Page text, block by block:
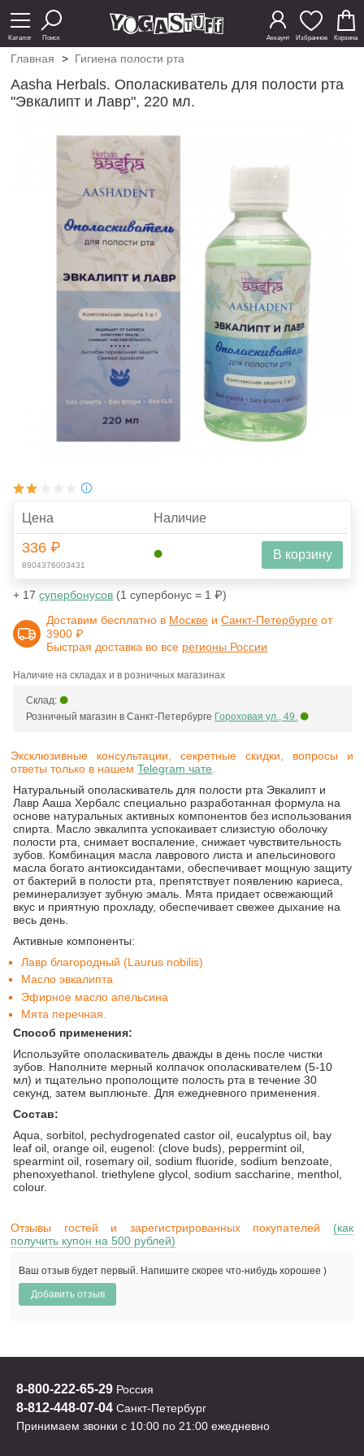
Каталог Поиск Аккаунт Избранное Корзина
Главная > Гигиена полости рта
Aasha Herbals. Ополаскиватель для полости рта
"Эвкалипт и Лавр", 220 мл.
Цена Наличие
336 ₽
8904376003431
В корзину
+ 17супербонусов (1 супербонус = 1 ₽)
Доставим бесплатно в Москве иСанкт-Петербурге от
3900 ₽
Быстрая доставка во все регионы России
Наличие на складах и в розничных магазинах
Склад:
Розничный магазин в Санкт-Петербурге Гороховая ул., 49.
Эксклюзивные консультации, секретные скидки, вопросы и
ответы только в нашемTelegram чате
Натуральный ополаскиватель для полости рта Эвкалипт и
Лавр Ааша Хербалс специально разработанная формула на
основе натуральных активных компонентов без использования
спирта. Масло эвкалипта успокаивает слизистую оболочку
полости рта, снимает воспаление, снижает чувствительность
зубов. Комбинация масла лаврового листа и апельсинового
масла богато антиоксидантами, обеспечивает мощную защиту
от бактерий в полости рта, препятствует появлению кариеса,
реминерализует зубную эмаль. Мята придает освежающий
вкус и приятную прохладу, обеспечивает свежее дыхание на
весь день.
Активные компоненты:
Лавр благородный (Laurus nobilis)
Масло эвкалипта
Эфирное масло апельсина
Мята перечная.
Способ применения:
Используйте ополаскиватель дважды в день после чистки
зубов. Наполните мерный колпачок ополаскивателем (5-10
мл) и тщательно прополощите полость рта в течение 30
секунд, затем выплюньте. Для ежедневного применения.
Состав:
Aqua, sorbitol, pechydrogenated castor oil, eucalyptus oil, bay
leaf oil, orange oil, eugenol: (clove buds), peppermint oil,
spearmint oil, rosemary oil, sodium fluoride, sodium benzoate,
phenoxyethanol. triethylene glycol, sodium saccharine, menthol,
colour.
Отзывы гостей и зарегистрированных покупателей (как
получить купон на 500 рублей)
Ваш отзыв будет первый. Напишите скорее что-нибудь хорошее )
8-800-222-65-29 Россия
8-812-448-07-04 Санкт-Петербург
Принимаем звонки с 10:00 по 21:00 ежедневно